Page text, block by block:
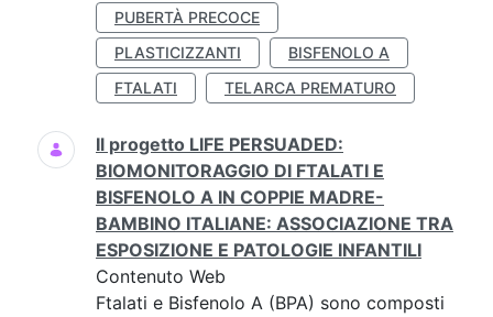
PUBERTÀ PRECOCE
PLASTICIZZANTI
BISFENOLO A
FTALATI
TELARCA PREMATURO
Il progetto LIFE PERSUADED:
BIOMONITORAGGIO DI FTALATI E
BISFENOLO A IN COPPIE MADRE-
BAMBINO ITALIANE: ASSOCIAZIONE TRA
ESPOSIZIONE E PATOLOGIE INFANTILI
Contenuto Web
Ftalati e Bisfenolo A (BPA) sono composti